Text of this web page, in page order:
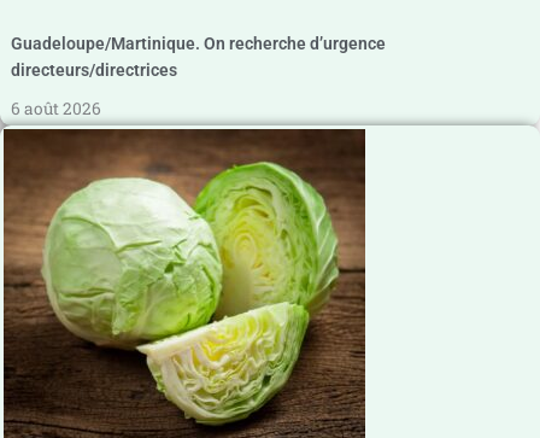
Guadeloupe/Martinique. On recherche d’urgence
directeurs/directrices
6 août 2026